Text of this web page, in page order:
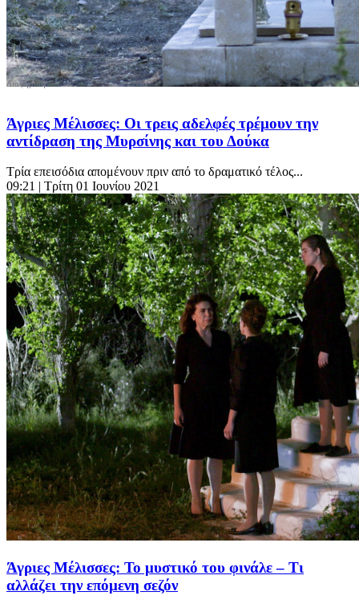
Άγριες Μέλισσες: Οι τρεις αδελφές τρέμουν την
αντίδραση της Μυρσίνης και του Δούκα
Τρία επεισόδια απομένουν πριν από το δραματικό τέλος...
09:21 | Τρίτη 01 Ιουνίου 2021
Άγριες Μέλισσες: Το μυστικό του φινάλε – Τι
αλλάζει την επόμενη σεζόν